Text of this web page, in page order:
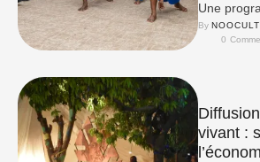
Une
By
0
vivant :